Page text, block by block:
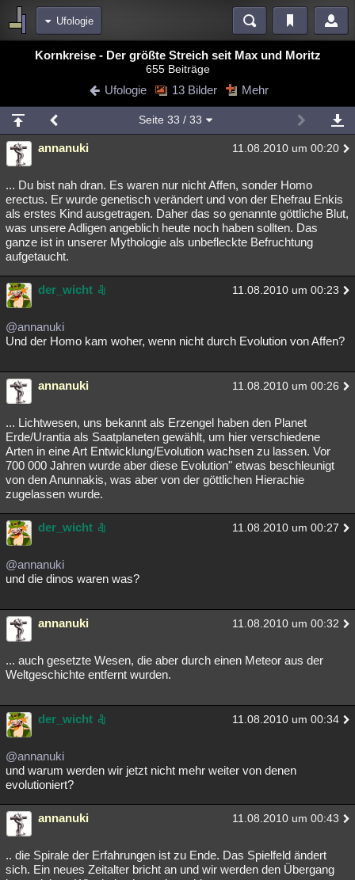
Ufologie
Bereiche
Blogs Videos
Chat Wiki Neuigkeiten
meine Rubriken
Menschen Wissenschaft Mystery Kriminalfälle
Spiritualität Verschwörungen Technologie Ufologie
Natur Umfragen Unterhaltung
weitere Rubriken
Philosophie
Astronomie Helpdesk Gaming Filme
Musik
Übersichten
Besucht Teilgenommen Alle Neue Geschlossen
Lesenswert
Kornkreise - Der größte Streich seit Max und Moritz
655 Beiträge
Ufologie 13 Bilder Mehr
Seite 33 / 33
annanuki 11.08.2010 um 00:20
... Du bist nah dran. Es waren nur nicht Affen, sonder Homo
erectus. Er wurde genetisch verändert und von der Ehefrau Enkis
als erstes Kind ausgetragen. Daher das so genannte göttliche Blut,
was unsere Adligen angeblich heute noch haben sollten. Das
ganze ist in unserer Mythologie als unbefleckte Befruchtung
aufgetaucht.
der_wicht 11.08.2010 um 00:23
@annanuki
Und der Homo kam woher, wenn nicht durch Evolution von Affen?
annanuki 11.08.2010 um 00:26
... Lichtwesen, uns bekannt als Erzengel haben den Planet
Erde/Urantia als Saatplaneten gewählt, um hier verschiedene
Arten in eine Art Entwicklung/Evolution wachsen zu lassen. Vor
700 000 Jahren wurde aber diese Evolution" etwas beschleunigt
von den Anunnakis, was aber von der göttlichen Hierachie
zugelassen wurde.
der_wicht 11.08.2010 um 00:27
@annanuki
und die dinos waren was?
annanuki 11.08.2010 um 00:32
... auch gesetzte Wesen, die aber durch einen Meteor aus der
Weltgeschichte entfernt wurden.
der_wicht 11.08.2010 um 00:34
@annanuki
und warum werden wir jetzt nicht mehr weiter von denen
evolutioniert?
annanuki 11.08.2010 um 00:43
.. die Spirale der Erfahrungen ist zu Ende. Das Spielfeld ändert
sich. Ein neues Zeitalter bricht an und wir werden den Übergang